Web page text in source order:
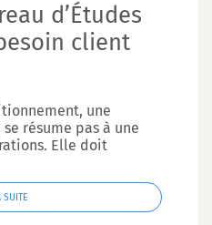
d’Études
client
une
résume pas à une
Elle doit
SUITE